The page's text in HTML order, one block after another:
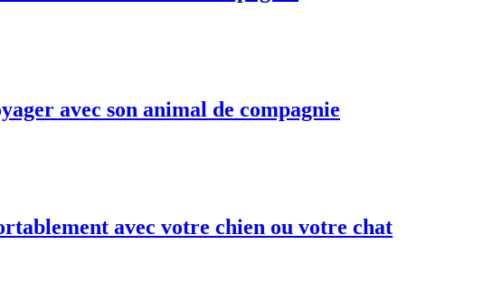
avec son animal de compagnie
avec votre chien ou votre chat